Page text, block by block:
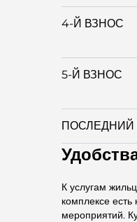
4-Й ВЗНОС
5-Й ВЗНОС
ПОСЛЕДНИЙ
К услугам
комплексе
мероприятий.